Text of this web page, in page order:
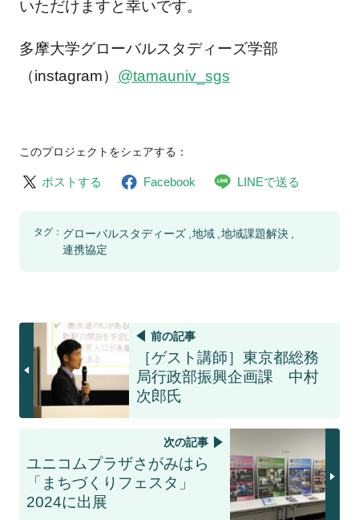
いただけますと幸いです。
多摩大学グローバルスタディーズ学部
（instagram） @tamauniv_sgs
このプロジェクトをシェアする：
ポストする Facebook LINEで送る
タグ： グローバルスタディーズ 地域 地域課題解決
連携協定
前の記事
［ゲスト講師］東京都総務
局行政部振興企画課 中村
次郎氏
次の記事
ユニコムプラザさがみはら
「まちづくりフェスタ」
2024に出展